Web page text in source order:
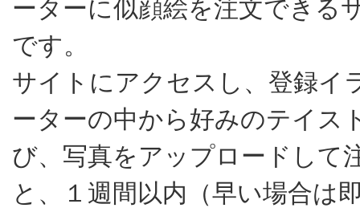
ーターに似顔絵を注文できる
です。
サイトにアクセスし、登録イ
ーターの中から好みのテイス
び、写真をアップロードして
と、１週間以内（早い場合は